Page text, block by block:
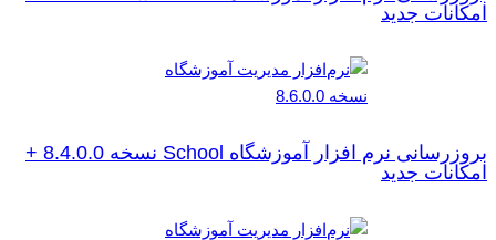
امکانات جدید
بروزرسانی نرم افزار آموزشگاه School نسخه 8.4.0.0 +
امکانات جدید